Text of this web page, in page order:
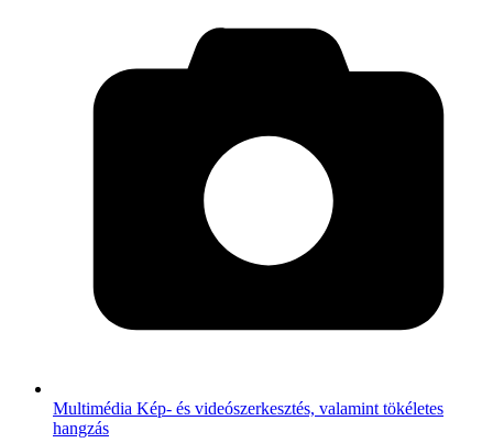
Multimédia Kép- és videószerkesztés, valamint tökéletes
hangzás